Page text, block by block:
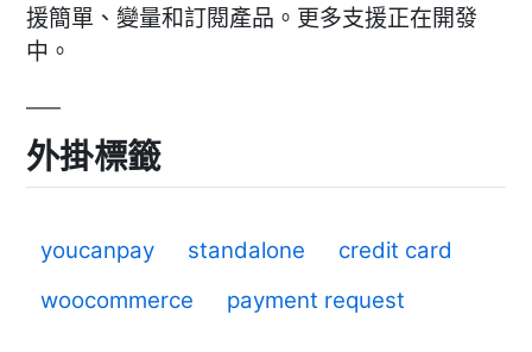
援簡單、變量和訂閱產品。更多支援正在開發
中。
外掛標籤
youcanpay standalone
credit card
woocommerce
payment request